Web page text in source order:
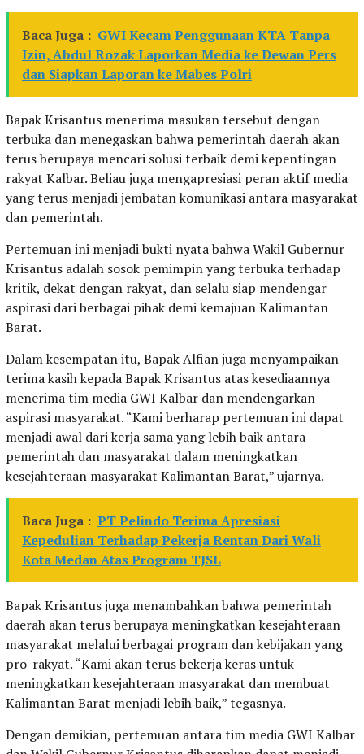
Baca Juga : GWI Kecam Penggunaan KTA Tanpa
Izin, Abdul Rozak Laporkan Media ke Dewan Pers
dan Siapkan Laporan ke Mabes Polri
Bapak Krisantus menerima masukan tersebut dengan
terbuka dan menegaskan bahwa pemerintah daerah akan
terus berupaya mencari solusi terbaik demi kepentingan
rakyat Kalbar. Beliau juga mengapresiasi peran aktif media
yang terus menjadi jembatan komunikasi antara masyarakat
dan pemerintah.
Pertemuan ini menjadi bukti nyata bahwa Wakil Gubernur
Krisantus adalah sosok pemimpin yang terbuka terhadap
kritik, dekat dengan rakyat, dan selalu siap mendengar
aspirasi dari berbagai pihak demi kemajuan Kalimantan
Barat.
Dalam kesempatan itu, Bapak Alfian juga menyampaikan
terima kasih kepada Bapak Krisantus atas kesediaannya
menerima tim media GWI Kalbar dan mendengarkan
aspirasi masyarakat. “Kami berharap pertemuan ini dapat
menjadi awal dari kerja sama yang lebih baik antara
pemerintah dan masyarakat dalam meningkatkan
kesejahteraan masyarakat Kalimantan Barat,” ujarnya.
Baca Juga : PT Pelindo Terima Apresiasi
Kepedulian Terhadap Pekerja Rentan Dari Wali
Kota Medan Atas Program TJSL
Bapak Krisantus juga menambahkan bahwa pemerintah
daerah akan terus berupaya meningkatkan kesejahteraan
masyarakat melalui berbagai program dan kebijakan yang
pro-rakyat. “Kami akan terus bekerja keras untuk
meningkatkan kesejahteraan masyarakat dan membuat
Kalimantan Barat menjadi lebih baik,” tegasnya.
Dengan demikian, pertemuan antara tim media GWI Kalbar